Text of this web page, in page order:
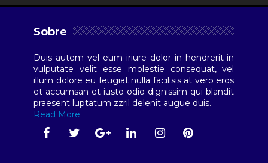
Sobre
Duis autem vel eum iriure dolor in hendrerit in
vulputate velit esse molestie consequat, vel
illum dolore eu feugiat nulla facilisis at vero eros
et accumsan et iusto odio dignissim qui blandit
praesent luptatum zzril delenit augue duis.
Read More